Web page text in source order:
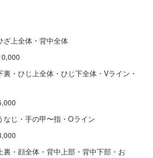
上全体・背中全体
・ひじ上全体・ひじ下全体・Vライン・
じ・手の甲〜指・Oライン
・顔全体・背中上部・背中下部・お